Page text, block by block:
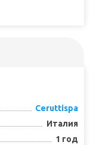
Ceruttispa
Италия
1 год